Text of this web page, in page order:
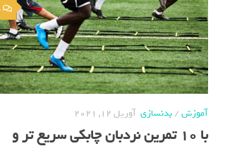
آموزش/بدنسازی آوریل 12, 2021
با 10 تمرین نردبان چابکی سریع تر و